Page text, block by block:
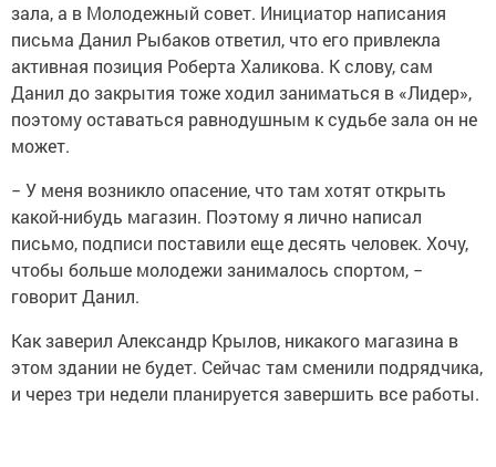
зала, а в Молодежный совет. Инициатор написания
письма Данил Рыбаков ответил, что его привлекла
активная позиция Роберта Халикова. К слову, сам
Данил до закрытия тоже ходил заниматься в «Лидер»,
поэтому оставаться равнодушным к судьбе зала он не
может.
− У меня возникло опасение, что там хотят открыть
какой-нибудь магазин. Поэтому я лично написал
письмо, подписи поставили еще десять человек. Хочу,
чтобы больше молодежи занималось спортом, −
говорит Данил.
Как заверил Александр Крылов, никакого магазина в
этом здании не будет. Сейчас там сменили подрядчика,
и через три недели планируется завершить все работы.